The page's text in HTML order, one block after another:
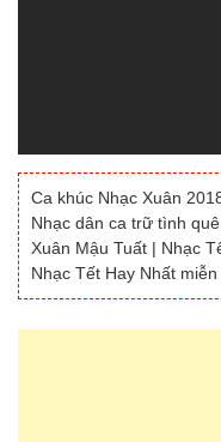
Ca khúc Nhạc Xuân
Nhạc dân ca trữ tình
Xuân Mậu Tuất | Nhạc
Nhạc Tết Hay Nhất